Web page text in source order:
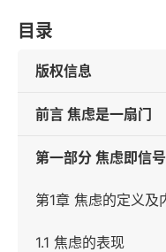
目录
版权信息
前言 焦虑是一扇门
第一部分 焦虑即信号
第1章 焦虑的定义及
1.1 焦虑的表现